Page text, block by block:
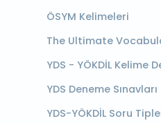
ÖSYM Kelimeleri
The Ultimate
YDS - YÖKDİL Kelime
YDS Deneme Sınavları
YDS-YÖKDİL Soru